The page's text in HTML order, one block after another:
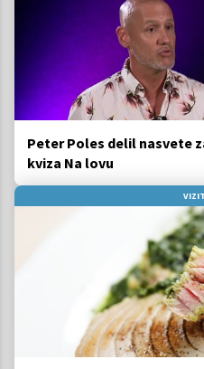
Peter Poles delil nasvete
kviza Na lovu